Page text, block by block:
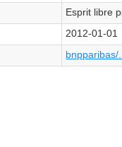
Esprit libre
2012-01-01
bnpparibas/...